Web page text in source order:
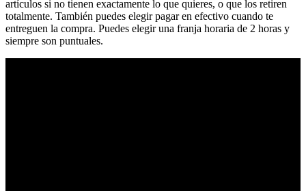
artículos si no tienen exactamente lo que quieres, o que los retiren
totalmente. También puedes elegir pagar en efectivo cuando te
entreguen la compra. Puedes elegir una franja horaria de 2 horas y
siempre son puntuales.